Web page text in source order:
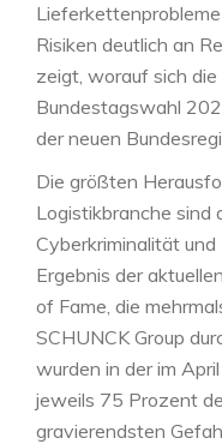
Risiken deutlich an
zeigt, worauf sich
Bundestagswahl
der neuen
Die größten
Logistikbranche sind
Cyberkriminalität
Ergebnis der
of Fame, die
SCHUNCK Group
wurden in der im
jeweils 75 Prozent
gravierendsten